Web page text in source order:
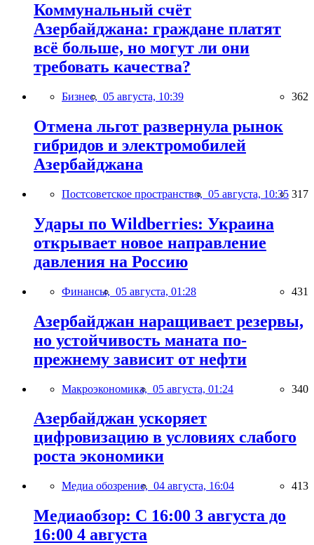
Коммунальный счёт
Азербайджана: граждане платят
всё больше, но могут ли они
требовать качества?
Бизнес, 05 августа, 10:39 362
Отмена льгот развернула рынок
гибридов и электромобилей
Азербайджана
Постсоветское пространство, 05 августа, 10:35 317
Удары по Wildberries: Украина
открывает новое направление
давления на Россию
Финансы, 05 августа, 01:28 431
Азербайджан наращивает резервы,
но устойчивость маната по-
прежнему зависит от нефти
Макроэкономика, 05 августа, 01:24 340
Азербайджан ускоряет
цифровизацию в условиях слабого
роста экономики
Медиа обозрение, 04 августа, 16:04 413
Медиаобзор: С 16:00 3 августа до
16:00 4 августа